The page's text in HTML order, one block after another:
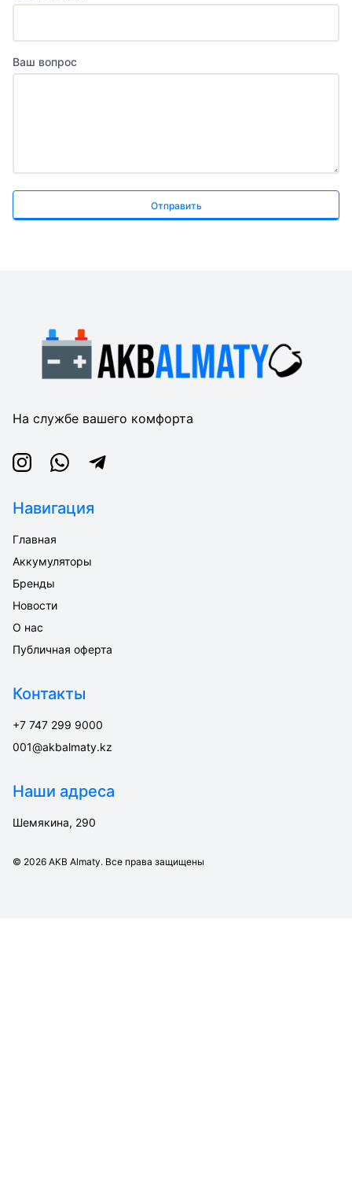
Ваш вопрос
Отправить
На службе вашего комфорта
InstagramWhatsappTelegram
Навигация
Главная
Аккумуляторы
Бренды
Новости
О нас
Публичная оферта
Контакты
+7 747 299 9000
001@akbalmaty.kz
Наши адреса
Шемякина, 290
© 2026 AKB Almaty. Все права защищены